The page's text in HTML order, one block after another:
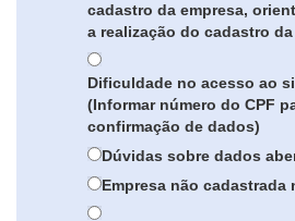
cadastro da empresa,
a realização do cadastro
Dificuldade no acesso ao
(Informar número do CPF
confirmação de dados)
Dúvidas sobre dados
Empresa não cadastrada